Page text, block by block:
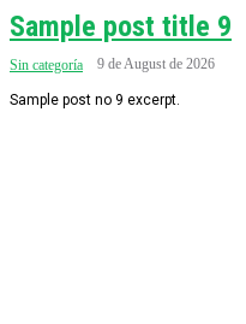
Sample post title 9
Sin categoría 9 de August de 2026
Sample post no 9 excerpt.